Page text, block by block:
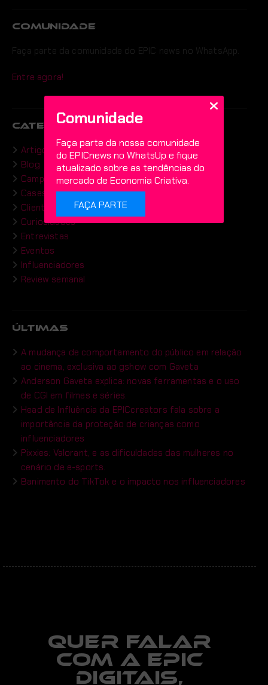
COMUNIDADE
Faça parte da comunidade do EPIC news no WhatsApp.
Entre agora!
CATEGORIAS
Artigos
Blog
Campanhas
Cases
Clientes
Curiosidades
Entrevistas
Eventos
Influenciadores
Review semanal
ÚLTIMAS
A mudança de comportamento do público em relação
ao cinema, exclusiva ao gshow com Gaveta
Anderson Gaveta explica: novas ferramentas e o uso
de CGI em filmes e séries.
Head de Influência da EPICcreators fala sobre a
importância da proteção de crianças como
influenciadores
Pixxies: Valorant, e as dificuldades das mulheres no
cenário de e-sports.
Banimento do TikTok e o impacto nos influenciadores
Quer falar
com a EPIC
digitais,
Comunidade
Faça parte da nossa comunidade
do EPICnews no WhatsUp e fique
atualizado sobre as tendências do
mercado de Economia Criativa.
FAÇA PARTE